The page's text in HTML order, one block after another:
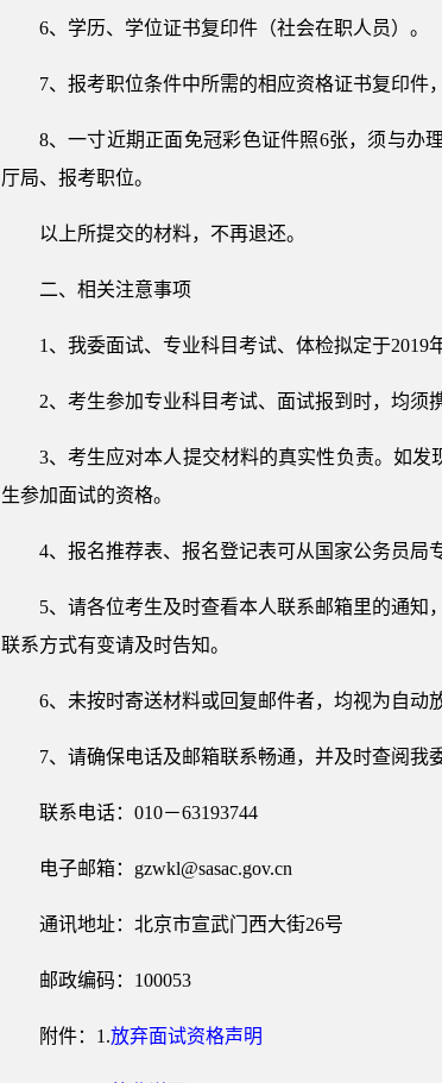
6、学历、学位证书复印件（社会在职人员）。
7、报考职位条件中所需的相应资格证书复印件
8、一寸近期正面免冠彩色证件照6张，须与办
厅局、报考职位。
以上所提交的材料，不再退还。
二、相关注意事项
1、我委面试、专业科目考试、体检拟定于2019
2、考生参加专业科目考试、面试报到时，均须
3、考生应对本人提交材料的真实性负责。如
生参加面试的资格。
4、报名推荐表、报名登记表可从国家公务员局
5、请各位考生及时查看本人联系邮箱里的通知
联系方式有变请及时告知。
6、未按时寄送材料或回复邮件者，均视为自动
7、请确保电话及邮箱联系畅通，并及时查阅我
联系电话：010－63193744
电子邮箱：gzwkl@sasac.gov.cn
通讯地址：北京市宣武门西大街26号
邮政编码：100053
附件：1.放弃面试资格声明